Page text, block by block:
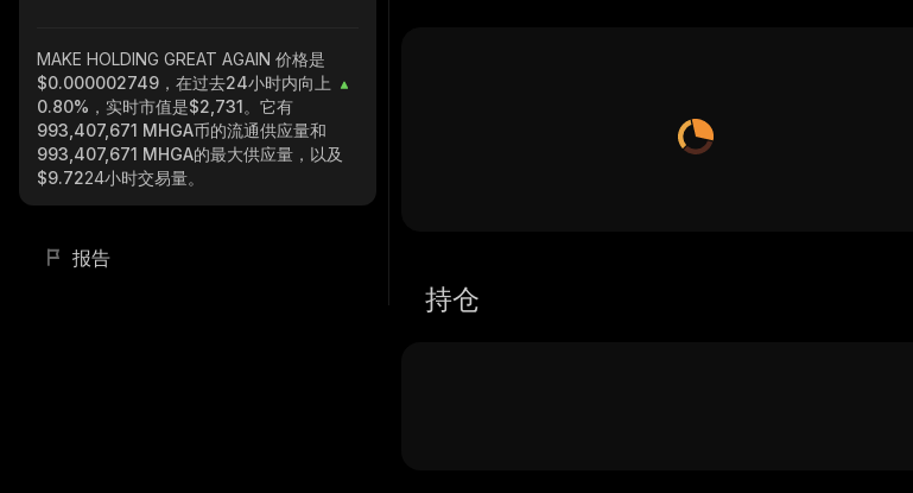
MAKE HOLDING GREAT AGAIN 价格是
$0.000002749，在过去24小时内向上
0.80% ，实时市值是$2,731。它有
993,407,671 MHGA币的流通供应量和
993,407,671 MHGA的最大供应量，以及
$9.7224小时交易量。
报告
持仓